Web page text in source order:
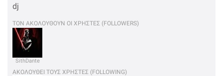
dj
ΤΟΝ ΑΚΟΛΟΥΘΟΥΝ ΟΙ ΧΡΗΣΤΕΣ (FOLLOWERS)
SithDante
ΑΚΟΛΟΥΘΕΙ ΤΟΥΣ ΧΡΗΣΤΕΣ (FOLLOWING)